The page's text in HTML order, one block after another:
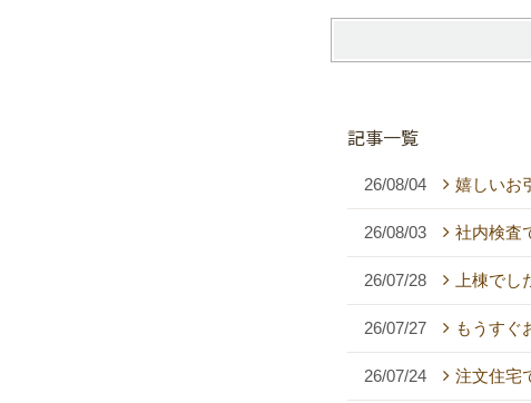
記事一覧
26/08/04 嬉しい
26/08/03 社内検査
26/07/28 上棟で
26/07/27 もうすぐ
26/07/24 注文住宅